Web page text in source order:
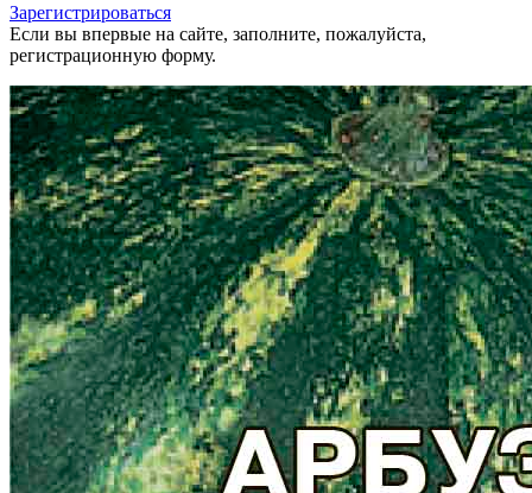
Зарегистрироваться
Если вы впервые на сайте, заполните, пожалуйста,
регистрационную форму.